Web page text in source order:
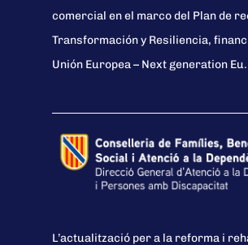
comercial en el marco del Plan de
Transformación y Resiliencia,
Unión Europea – Next generation Eu.
L’actualització per a la reforma i